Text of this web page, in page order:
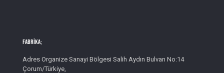
Fabrika;
Adres Organize Sanayi Bölgesi Salih Aydın Bulvarı No:14
Çorum/Türkiye,